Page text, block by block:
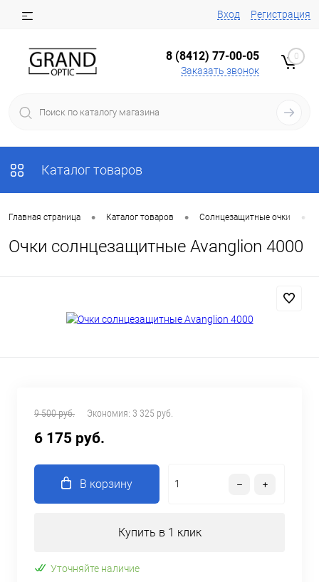
Вход Регистрация
8 (8412) 77-00-05
Заказать звонок
0
Каталог товаров
Главная страница • Каталог товаров • Солнцезащитные очки •
Очки солнцезащитные Avanglion 4000
9 500 руб. Экономия: 3 325 руб.
6 175 руб.
В корзину
Купить в 1 клик
Уточняйте наличие